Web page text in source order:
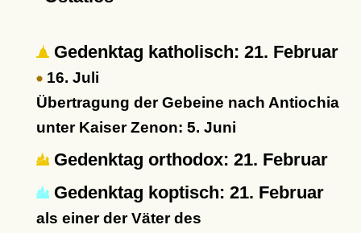
Gedenktag katholisch: 21. Februar
16. Juli
Übertragung der Gebeine nach Antiochia
unter Kaiser Zenon: 5. Juni
Gedenktag orthodox: 21. Februar
Gedenktag koptisch: 21. Februar
als einer der Väter des